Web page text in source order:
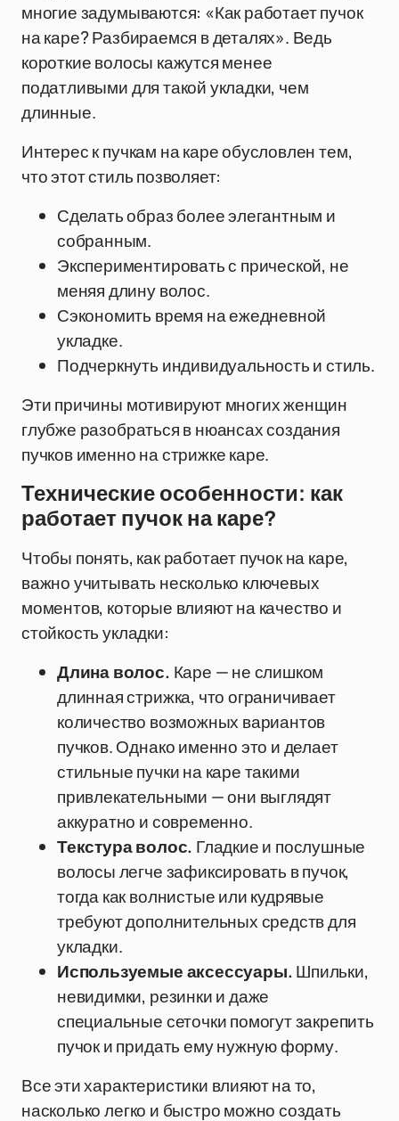
многие задумываются: «Как работает пучок
на каре? Разбираемся в деталях». Ведь
короткие волосы кажутся менее
податливыми для такой укладки, чем
длинные.
Интерес к пучкам на каре обусловлен тем,
что этот стиль позволяет:
Сделать образ более элегантным и
собранным.
Экспериментировать с прической, не
меняя длину волос.
Сэкономить время на ежедневной
укладке.
Подчеркнуть индивидуальность и стиль.
Эти причины мотивируют многих женщин
глубже разобраться в нюансах создания
пучков именно на стрижке каре.
Технические особенности: как
работает пучок на каре?
Чтобы понять, как работает пучок на каре,
важно учитывать несколько ключевых
моментов, которые влияют на качество и
стойкость укладки:
Длина волос. Каре — не слишком
длинная стрижка, что ограничивает
количество возможных вариантов
пучков. Однако именно это и делает
стильные пучки на каре такими
привлекательными — они выглядят
аккуратно и современно.
Текстура волос. Гладкие и послушные
волосы легче зафиксировать в пучок,
тогда как волнистые или кудрявые
требуют дополнительных средств для
укладки.
Используемые аксессуары. Шпильки,
невидимки, резинки и даже
специальные сеточки помогут закрепить
пучок и придать ему нужную форму.
Все эти характеристики влияют на то,
насколько легко и быстро можно создать